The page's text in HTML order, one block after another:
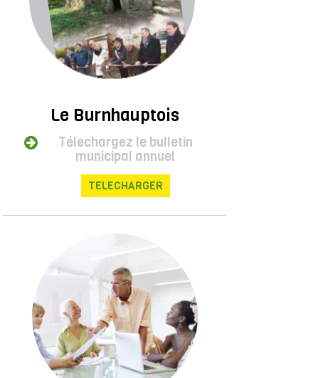
Le Burnhauptois
Télechargez le bulletin
municipal annuel
TELECHARGER